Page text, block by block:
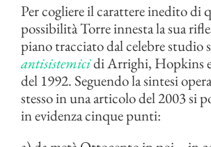
Per cogliere il carattere inedito di
possibilità Torre innesta la sua
piano tracciato dal celebre studio
antisistemicidi Arrighi, Hopkins
del 1992. Seguendo la sintesi
stesso in una articolo del 2003 si
in evidenza cinque punti: